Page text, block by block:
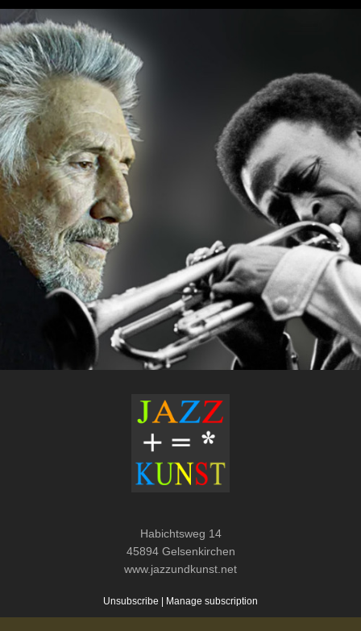
Habichtsweg 14
45894 Gelsenkirchen
www.jazzundkunst.net
Unsubscribe Manage subscription